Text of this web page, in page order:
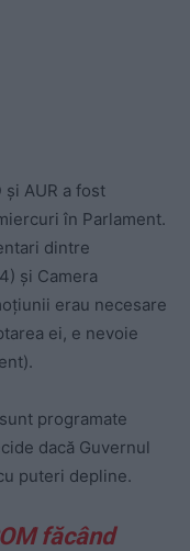
AUR a fost
în Parlament.
dintre
și Camera
erau necesare
ei, e nevoie
programate
dacă Guvernul
puteri depline.
făcând